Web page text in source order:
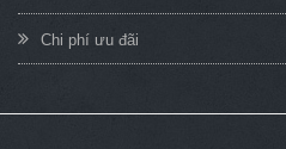
Chi phí ưu đãi